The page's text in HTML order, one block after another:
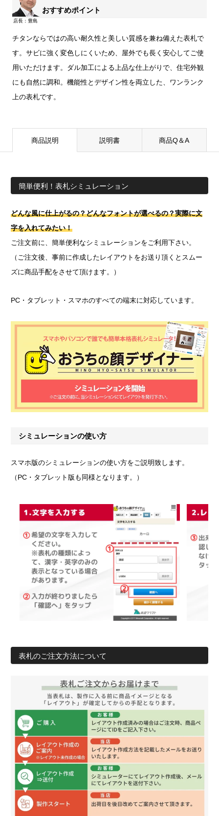
おすすめポイント
チタンならではの高い耐久性と美しい質感を兼ね備えた表札で
す。サビに強く変色しにくいため、屋外でも長く安心してご使
用いただけます。ダル加工による上品な仕上がりで、住宅外観
にも自然に調和。機能性とデザイン性を両立した、ワンランク
上の表札です。
商品説明 説明書 商品Q＆A
簡単便利！表札シミュレーション
どんな風に仕上がるの？どんなフォントが選べるの？実際に文
字を入れてみたい！
ご注文前に、簡単便利なシミュレーションをご利用下さい。
（ご注文後、事前に作成したレイアウトをお送り頂くとスムー
ズに商品手配をさせて頂けます。）
PC・タブレット・スマホのすべての端末に対応しています。
シミュレーションの使い方
スマホ版のシミュレーションの使い方をご説明致します。
（PC・タブレット版も同様となります。）
表札のご注文方法について